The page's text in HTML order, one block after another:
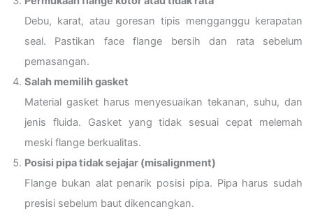
Debu, karat, atau goresan tipis mengganggu kerapatan
seal. Pastikan face flange bersih dan rata sebelum
pemasangan.
Salah memilih gasket
Material gasket harus menyesuaikan tekanan, suhu, dan
jenis fluida. Gasket yang tidak sesuai cepat melemah
meski flange berkualitas.
Posisi pipa tidak sejajar (misalignment)
Flange bukan alat penarik posisi pipa. Pipa harus sudah
presisi sebelum baut dikencangkan.